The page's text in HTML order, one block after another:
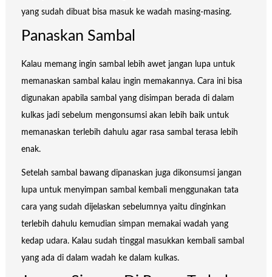
yang sudah dibuat bisa masuk ke wadah masing-masing.
Panaskan Sambal
Kalau memang ingin sambal lebih awet jangan lupa untuk
memanaskan sambal kalau ingin memakannya. Cara ini bisa
digunakan apabila sambal yang disimpan berada di dalam
kulkas jadi sebelum mengonsumsi akan lebih baik untuk
memanaskan terlebih dahulu agar rasa sambal terasa lebih
enak.
Setelah sambal bawang dipanaskan juga dikonsumsi jangan
lupa untuk menyimpan sambal kembali menggunakan tata
cara yang sudah dijelaskan sebelumnya yaitu dinginkan
terlebih dahulu kemudian simpan memakai wadah yang
kedap udara. Kalau sudah tinggal masukkan kembali sambal
yang ada di dalam wadah ke dalam kulkas.